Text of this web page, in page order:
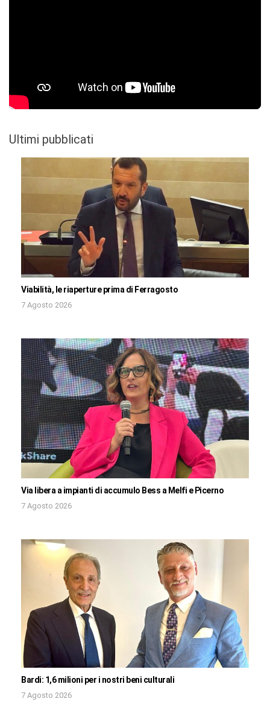
Ultimi pubblicati
Viabilità, le riaperture prima di Ferragosto
7 Agosto 2026
Via libera a impianti di accumulo Bess a Melfi e Picerno
7 Agosto 2026
Bardi: 1,6 milioni per i nostri beni culturali
7 Agosto 2026